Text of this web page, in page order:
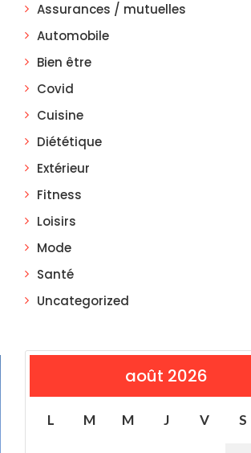
Assurances / mutuelles
Automobile
Bien être
Covid
Cuisine
Diététique
Extérieur
Fitness
Loisirs
Mode
Santé
Uncategorized
août 2026
L M M J V S